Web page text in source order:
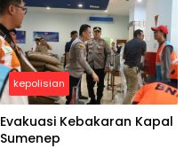
kepolisian
Evakuasi Kebakaran Kapal
Sumenep